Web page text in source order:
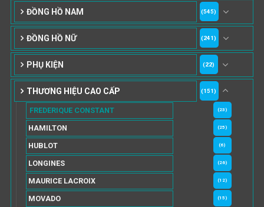
ĐỒNG HỒ NAM (545)
ĐỒNG HỒ NỮ (241)
PHỤ KIỆN (22)
THƯƠNG HIỆU CAO CẤP (151)
FREDERIQUE CONSTANT (23)
HAMILTON (25)
HUBLOT (6)
LONGINES (26)
MAURICE LACROIX (12)
MOVADO (15)